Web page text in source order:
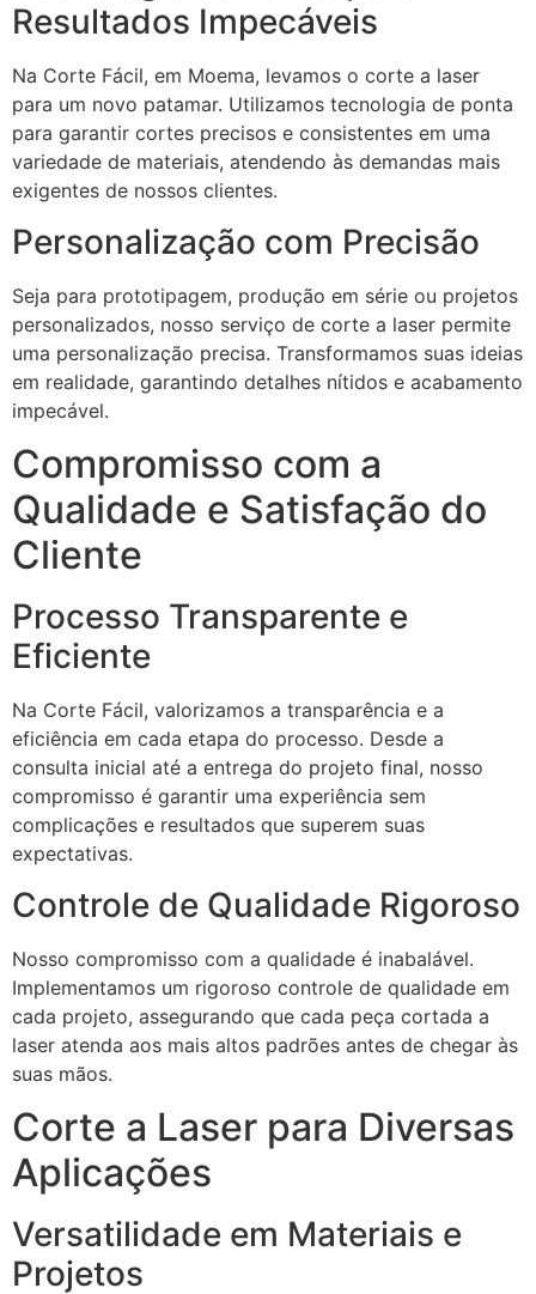
Resultados Impecáveis
Na Corte Fácil, em Moema, levamos o corte a laser
para um novo patamar. Utilizamos tecnologia de ponta
para garantir cortes precisos e consistentes em uma
variedade de materiais, atendendo às demandas mais
exigentes de nossos clientes.
Personalização com Precisão
Seja para prototipagem, produção em série ou projetos
personalizados, nosso serviço de corte a laser permite
uma personalização precisa. Transformamos suas ideias
em realidade, garantindo detalhes nítidos e acabamento
impecável.
Compromisso com a
Qualidade e Satisfação do
Cliente
Processo Transparente e
Eficiente
Na Corte Fácil, valorizamos a transparência e a
eficiência em cada etapa do processo. Desde a
consulta inicial até a entrega do projeto final, nosso
compromisso é garantir uma experiência sem
complicações e resultados que superem suas
expectativas.
Controle de Qualidade Rigoroso
Nosso compromisso com a qualidade é inabalável.
Implementamos um rigoroso controle de qualidade em
cada projeto, assegurando que cada peça cortada a
laser atenda aos mais altos padrões antes de chegar às
suas mãos.
Corte a Laser para Diversas
Aplicações
Versatilidade em Materiais e
Projetos